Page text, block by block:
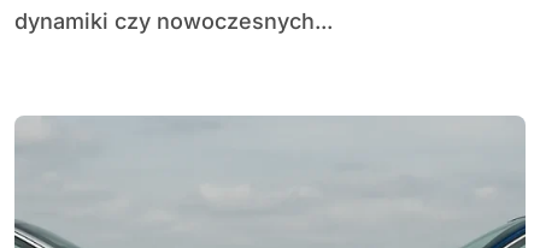
dynamiki czy nowoczesnych...